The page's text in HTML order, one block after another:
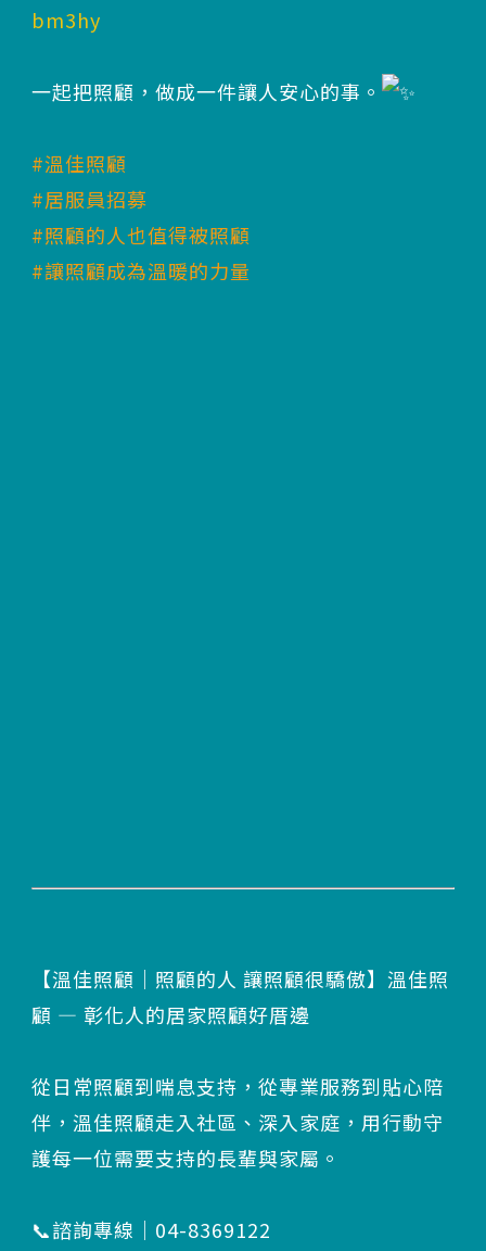
bm3hy
一起把照顧，做成一件讓人安心的事。
#溫佳照顧
#居服員招募
#照顧的人也值得被照顧
#讓照顧成為溫暖的力量
【溫佳照顧｜照顧的人 讓照顧很驕傲】溫佳照
顧 — 彰化人的居家照顧好厝邊
從日常照顧到喘息支持，從專業服務到貼心陪
伴，溫佳照顧走入社區、深入家庭，用行動守
護每一位需要支持的長輩與家屬。
📞諮詢專線｜04-8369122